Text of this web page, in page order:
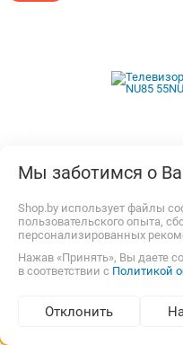
Подбор по
Телевизор LG NANO 4K
Тип:LED Диагональ
Разрешение экрана:
Частота матрицы:60 Гц Гц
Бесплатная,завтра
Мы заботимся о
Shop.by использует файлы
пользовательского опыта,
персонализированных
Нажав «Принять», Вы даете
в соответствии с Политикой
Отклонить